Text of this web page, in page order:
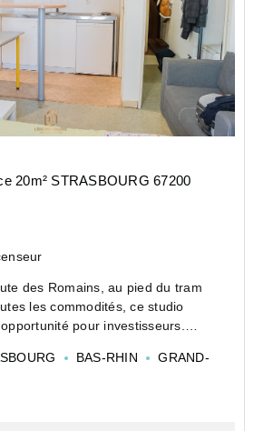
20m² STRASBOURG 67200
des Romains, au pied du tram
les commodités, ce studio
pour investisseurs.
80, il bénéficie d'un e...
BAS-RHIN
GRAND-